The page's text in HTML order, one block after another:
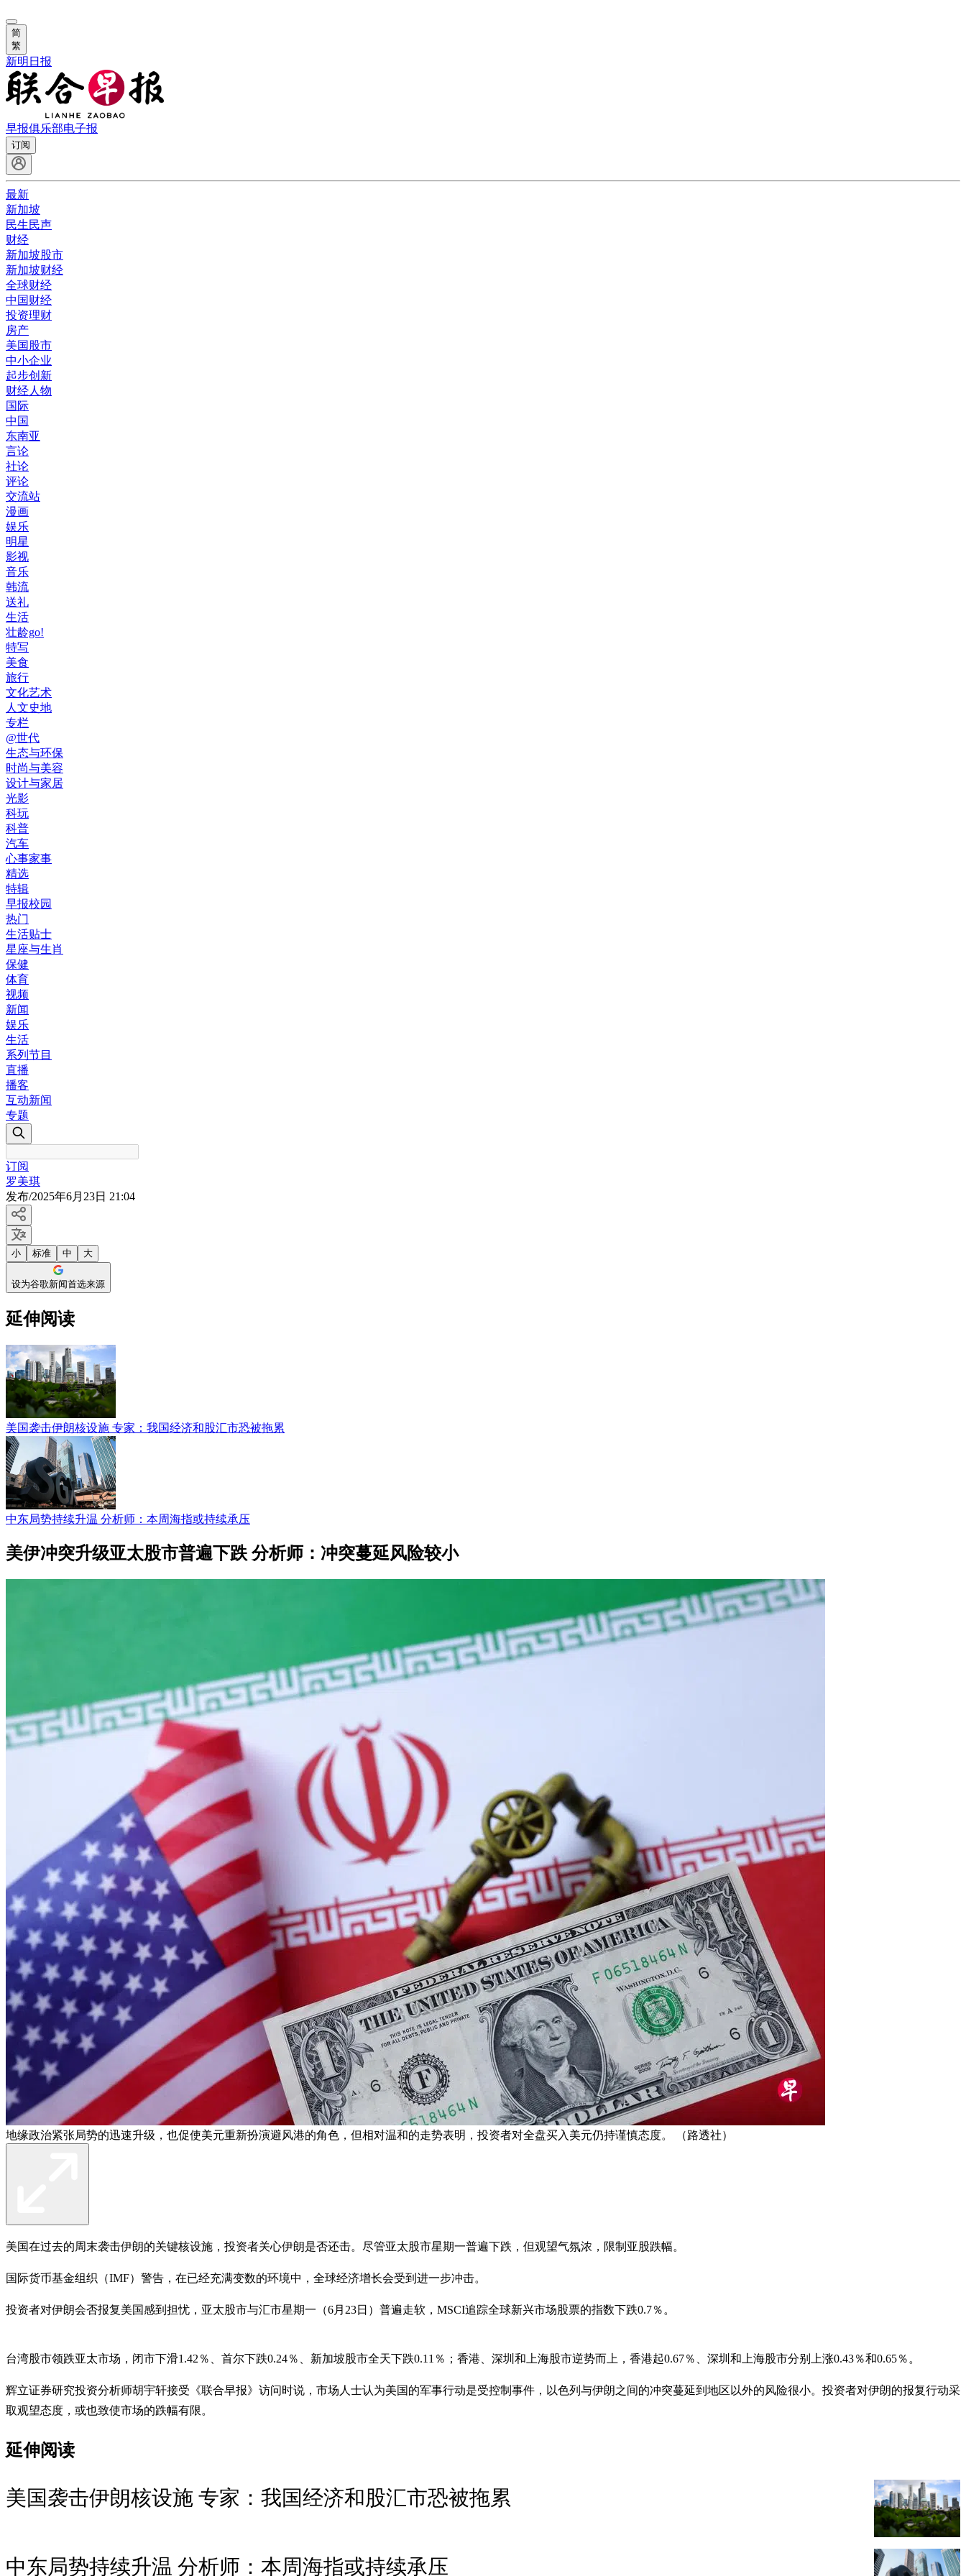
简
繁
新明日报
早报俱乐部电子报
订阅
最新
新加坡
民生民声
财经
新加坡股市
新加坡财经
全球财经
中国财经
投资理财
房产
美国股市
中小企业
起步创新
财经人物
国际
中国
东南亚
言论
社论
评论
交流站
漫画
娱乐
明星
影视
音乐
韩流
送礼
生活
壮龄go!
特写
美食
旅行
文化艺术
人文史地
专栏
@世代
生态与环保
时尚与美容
设计与家居
光影
科玩
科普
汽车
心事家事
精选
特辑
早报校园
热门
生活贴士
星座与生肖
保健
体育
视频
新闻
娱乐
生活
系列节目
直播
播客
互动新闻
专题
订阅
罗美琪
发布/2025年6月23日 21:04
小 标准 中 大
设为谷歌新闻首选来源
延伸阅读
美国袭击伊朗核设施 专家：我国经济和股汇市恐被拖累
中东局势持续升温 分析师：本周海指或持续承压
美伊冲突升级亚太股市普遍下跌 分析师：冲突蔓延风险较小
地缘政治紧张局势的迅速升级，也促使美元重新扮演避风港的角色，但相对温和的走势表明，投资者对全盘买入美元仍持谨慎态度。 （路透社）
美国在过去的周末袭击伊朗的关键核设施，投资者关心伊朗是否还击。尽管亚太股市星期一普遍下跌，但观望气氛浓，限制亚股跌幅。
国际货币基金组织（IMF）警告，在已经充满变数的环境中，全球经济增长会受到进一步冲击。
投资者对伊朗会否报复美国感到担忧，亚太股市与汇市星期一（6月23日）普遍走软，MSCI追踪全球新兴市场股票的指数下跌0.7％。
台湾股市领跌亚太市场，闭市下滑1.42％、首尔下跌0.24％、新加坡股市全天下跌0.11％；香港、深圳和上海股市逆势而上，香港起0.67％、深圳和上海股市分别上涨0.43％和0.65％。
辉立证券研究投资分析师胡宇轩接受《联合早报》访问时说，市场人士认为美国的军事行动是受控制事件，以色列与伊朗之间的冲突蔓延到地区以外的风险很小。投资者对伊朗的报复行动采
取观望态度，或也致使市场的跌幅有限。
延伸阅读
美国袭击伊朗核设施 专家：我国经济和股汇市恐被拖累
中东局势持续升温 分析师：本周海指或持续承压